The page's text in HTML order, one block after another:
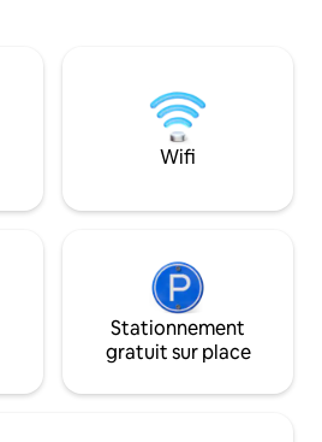
pour la
circulation et
video recordings,
visually pleasing
Wifi
Stationnement
gratuit sur place